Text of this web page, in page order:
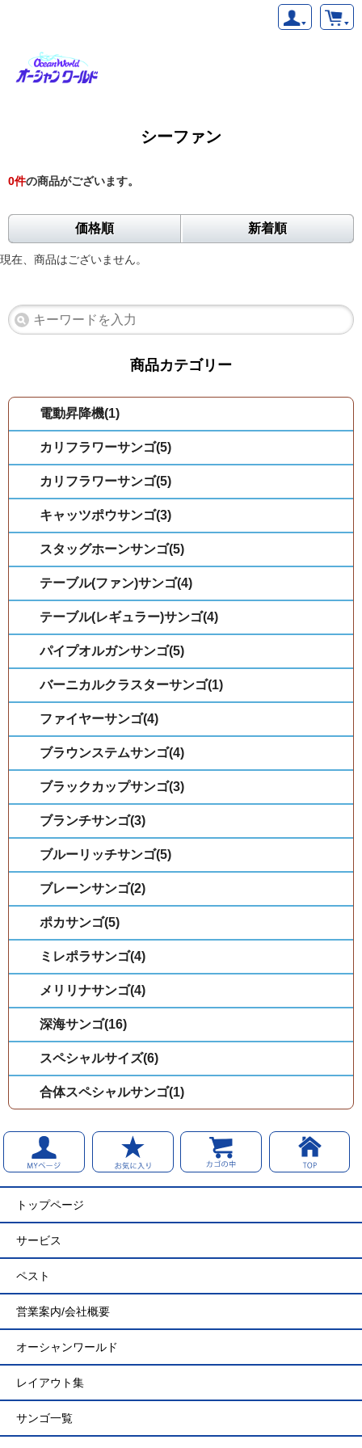
シーファン
0件の商品がございます。
価格順 新着順
現在、商品はございません。
商品カテゴリー
電動昇降機(1)
カリフラワーサンゴ(5)
カリフラワーサンゴ(5)
キャッツポウサンゴ(3)
スタッグホーンサンゴ(5)
テーブル(ファン)サンゴ(4)
テーブル(レギュラー)サンゴ(4)
パイプオルガンサンゴ(5)
バーニカルクラスターサンゴ(1)
ファイヤーサンゴ(4)
ブラウンステムサンゴ(4)
ブラックカップサンゴ(3)
ブランチサンゴ(3)
ブルーリッチサンゴ(5)
ブレーンサンゴ(2)
ポカサンゴ(5)
ミレポラサンゴ(4)
メリリナサンゴ(4)
深海サンゴ(16)
スペシャルサイズ(6)
合体スペシャルサンゴ(1)
トップページ
サービス
ペスト
営業案内/会社概要
オーシャンワールド
レイアウト集
サンゴ一覧